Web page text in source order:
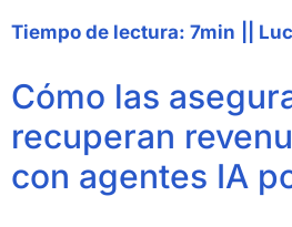
Tiempo de lectura: 7min
Cómo las
recuperan
con agentes IA